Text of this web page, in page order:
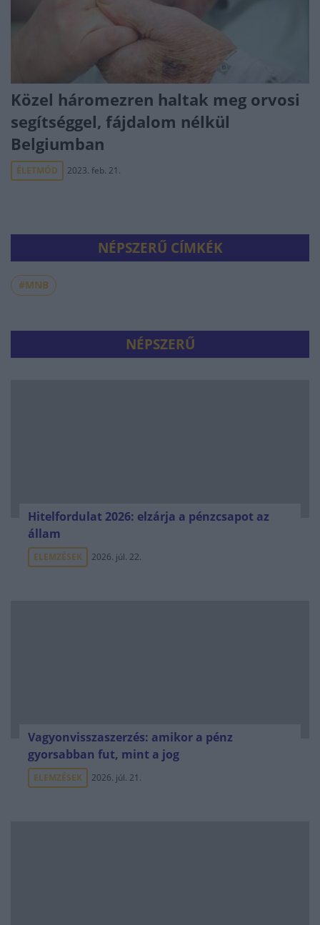
Közel háromezren haltak meg orvosi
segítséggel, fájdalom nélkül
Belgiumban
ÉLETMÓD 2023. feb. 21.
NÉPSZERŰ CÍMKÉK
#MNB
NÉPSZERŰ
Hitelfordulat 2026: elzárja a pénzcsapot az
állam
ELEMZÉSEK 2026. júl. 22.
Vagyonvisszaszerzés: amikor a pénz
gyorsabban fut, mint a jog
ELEMZÉSEK 2026. júl. 21.